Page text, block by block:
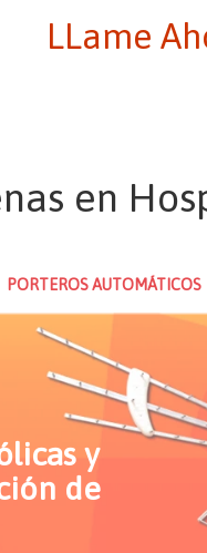
LLame
en
PORTEROS AUTOMÁTICOS
y
de